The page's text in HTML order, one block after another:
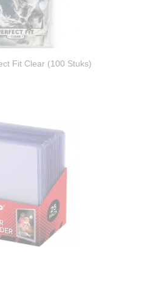
Fit Clear (100 Stuks)